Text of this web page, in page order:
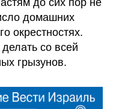
домашних
окрестностях.
со всей
грызунов.